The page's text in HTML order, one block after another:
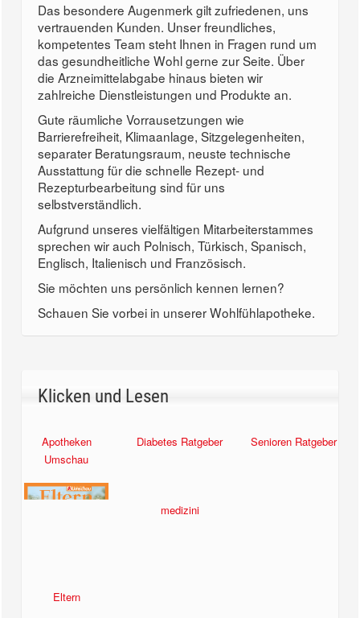
Das besondere Augenmerk gilt zufriedenen, uns
vertrauenden Kunden. Unser freundliches,
kompetentes Team steht Ihnen in Fragen rund um
das gesundheitliche Wohl gerne zur Seite. Über
die Arzneimittelabgabe hinaus bieten wir
zahlreiche Dienstleistungen und Produkte an.
Gute räumliche Vorrausetzungen wie
Barrierefreiheit, Klimaanlage, Sitzgelegenheiten,
separater Beratungsraum, neuste technische
Ausstattung für die schnelle Rezept- und
Rezepturbearbeitung sind für uns
selbstverständlich.
Aufgrund unseres vielfältigen Mitarbeiterstammes
sprechen wir auch Polnisch, Türkisch, Spanisch,
Englisch, Italienisch und Französisch.
Sie möchten uns persönlich kennen lernen?
Schauen Sie vorbei in unserer Wohlfühlapotheke.
Klicken und Lesen
Senioren Ratgeber